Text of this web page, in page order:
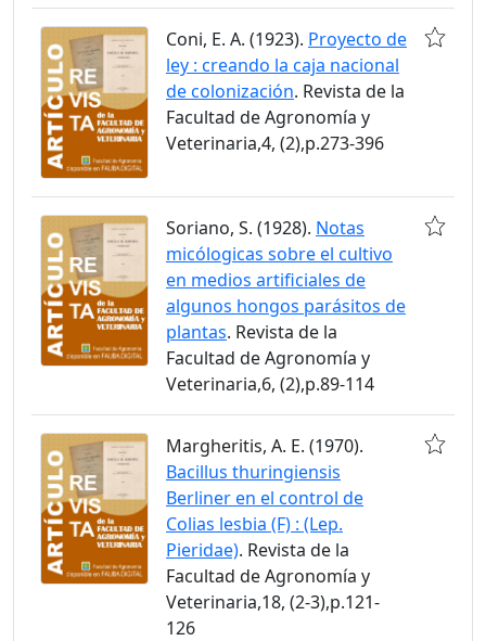
Coni, E. A. (1923). Proyecto de
ley : creando la caja nacional
de colonización. Revista de la
Facultad de Agronomía y
Veterinaria,4, (2),p.273-396
Soriano, S. (1928). Notas
micólogicas sobre el cultivo
en medios artificiales de
algunos hongos parásitos de
plantas. Revista de la
Facultad de Agronomía y
Veterinaria,6, (2),p.89-114
Margheritis, A. E. (1970).
Bacillus thuringiensis
Berliner en el control de
Colias lesbia (F) : (Lep.
Pieridae). Revista de la
Facultad de Agronomía y
Veterinaria,18, (2-3),p.121-
126